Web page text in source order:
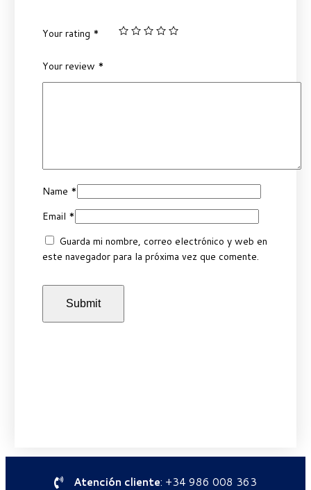
Your rating *
Your review *
Name *
Email *
Guarda mi nombre, correo electrónico y web en
este navegador para la próxima vez que comente.
Atención cliente: +34 986 008 363